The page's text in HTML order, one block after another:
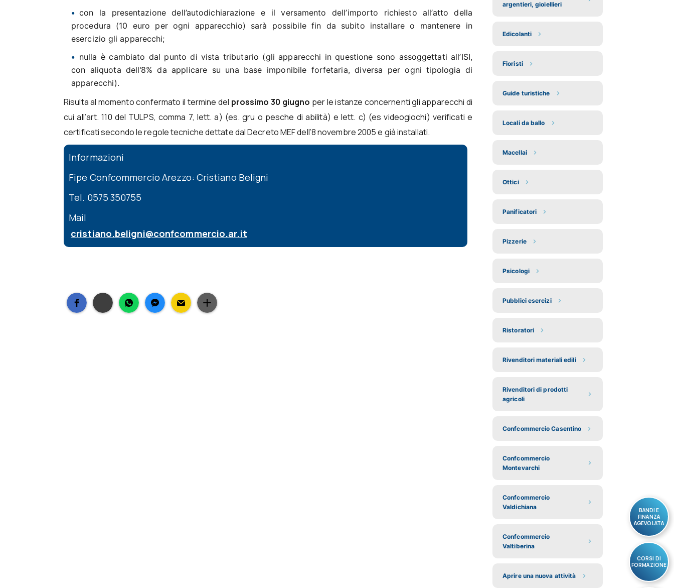
BANDI E
FINANZA
AGEVOLATA
CORSI DI
FORMAZIONE
con la presentazione dell’autodichiarazione e il versamento dell’importo richiesto all’atto della
procedura (10 euro per ogni apparecchio) sarà possibile fin da subito installare o mantenere in
esercizio gli apparecchi;
nulla è cambiato dal punto di vista tributario (gli apparecchi in questione sono assoggettati all’ISI,
con aliquota dell’8% da applicare su una base imponibile forfetaria, diversa per ogni tipologia di
apparecchi).
Risulta al momento confermato il termine del prossimo 30 giugno per le istanze concernenti gli apparecchi di
cui all’art. 110 del TULPS, comma 7, lett. a) (es. gru o pesche di abilità) e lett. c) (es videogiochi) verificati e
certificati secondo le regole tecniche dettate dal Decreto MEF dell’8 novembre 2005 e già installati.
Informazioni
Fipe Confcommercio Arezzo: Cristiano Beligni
Tel. 0575 350755
Mail
cristiano.beligni@confcommercio.ar.it
argentieri, gioiellieri
Edicolanti
Fioristi
Guide turistiche
Locali da ballo
Macellai
Ottici
Panificatori
Pizzerie
Psicologi
Pubblici esercizi
Ristoratori
Rivenditori materiali edili
Rivenditori di prodotti
agricoli
Confcommercio Casentino
Confcommercio
Montevarchi
Confcommercio
Valdichiana
Confcommercio
Valtiberina
Aprire una nuova attività